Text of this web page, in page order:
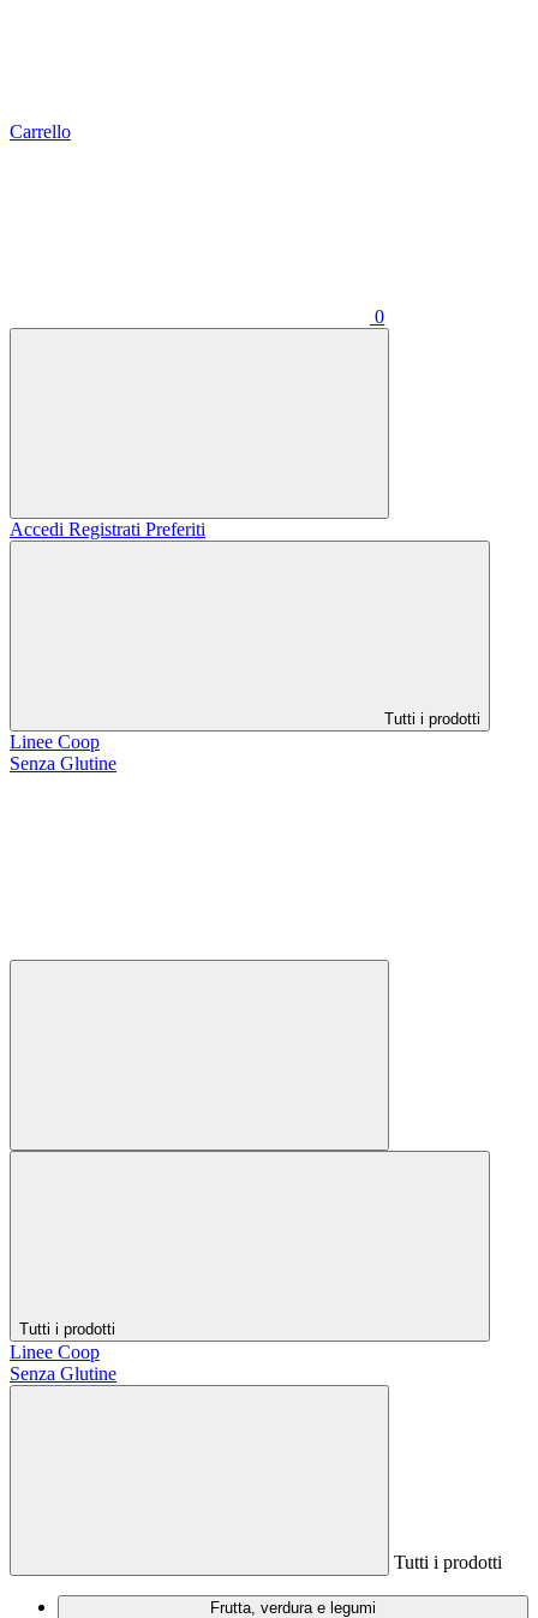
Carrello
0
Accedi Registrati Preferiti
Tutti i prodotti
Linee Coop
Senza Glutine
Tutti i prodotti
Linee Coop
Senza Glutine
Tutti i prodotti
Frutta, verdura e legumi